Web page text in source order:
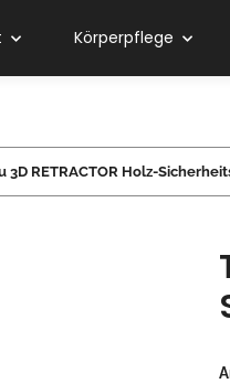
Körperpflege
3D RETRACTOR Holz-